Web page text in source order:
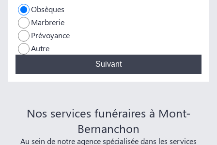
Obsèques
Marbrerie
Prévoyance
Autre
Suivant
Nos services funéraires à Mont-
Bernanchon
Au sein de notre agence spécialisée dans les services